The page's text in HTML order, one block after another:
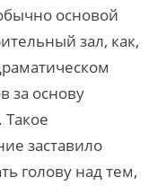
основой
зал, как,
за основу
заставило
голову над тем,